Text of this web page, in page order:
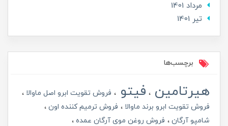
مرداد 1401
تير 1401
برچسب‌ها
هیرتامین فیتو
فروش تقویت ابرو اصل ماوالا
فروش تقویت ابرو برند ماوالا
فروش ترمیم کننده اون
شامپو آرگان
فروش روغن موی آرگان عمده